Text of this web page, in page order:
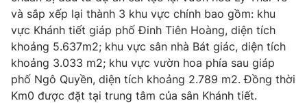
Emagazine Podcast
Photo Infographic
Video Shorts video
và sắp xếp lại thành 3 khu vực chính bao gồm: khu
vực Khánh tiết giáp phố Đinh Tiên Hoàng, diện tích
khoảng 5.637m2; khu vực sân nhà Bát giác, diện tích
khoảng 3.033 m2; khu vực vườn hoa phía sau giáp
phố Ngô Quyền, diện tích khoảng 2.789 m2. Đồng thời
Km0 được đặt tại trung tâm của sân Khánh tiết.